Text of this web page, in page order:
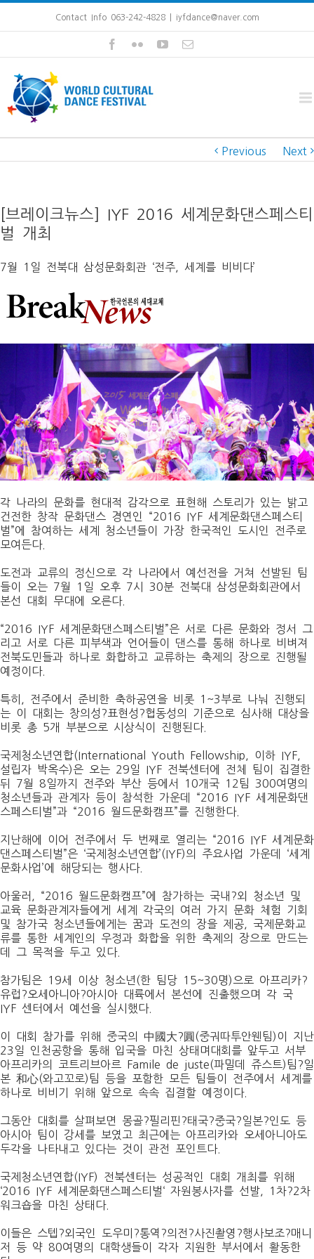
Contact Info 063-242-4828 iyfdance@naver.com
Previous Next
[브레이크뉴스] IYF 2016 세계문화댄스페스티
벌 개최
7월 1일 전북대 삼성문화회관 ‘전주, 세계를 비비다’
각 나라의 문화를 현대적 감각으로 표현해 스토리가 있는 밝고
건전한 창작 문화댄스 경연인 “2016 IYF 세계문화댄스페스티
벌”에 참여하는 세계 청소년들이 가장 한국적인 도시인 전주로
모여든다.
도전과 교류의 정신으로 각 나라에서 예선전을 거쳐 선발된 팀
들이 오는 7월 1 일 오후 7시 30분 전북대 삼성문화회관에서
본선 대회 무대에 오른다.
“2016 IYF 세계문화댄스페스티벌”은 서로 다른 문화와 정서 그
리고 서로 다른 피부색과 언어들이 댄스를 통해 하나로 비벼져
전북도민들과 하나로 화합하고 교류하는 축제의 장으로 진행될
예정이다.
특히 전주에서 준비한 축하공연을 비롯 1~3부로 나눠 진행되
는 이 대회는 창의성?표현성?협동성의 기준으로 심사해 대상을
비롯 총 5개 부분으로 시상식이 진행된다.
국제청소년연합(International Youth Fellowship, 이하 IYF,
설립자 박옥수)은 오는 29일 IYF 전북센터에 전체 팀이 집결한
뒤 7월 8일까지 전주와 부산 등에서 10개국 12 팀 300여명의
청소년들과 관계자 등이 참석한 가운데 “2016 IYF 세계문화댄
스페스티벌”과 “2016 월드문화캠프”를 진행한다.
지난해에 이어 전주에서 두 번째로 열리는 “2016 IYF 세계문화
댄스페스티벌”은 ‘국제청소년연합’(IYF) 의 주요사업 가운데 ‘세계
문화사업’에 해당되는 행사다.
아울러 , “2016 월드문화캠프”에 참가하는 국내?외 청소년 및
교육 문화관계자들에게 세계 각국의 여러 가지 문화 체험 기회
및 참가국 청소년들에게는 꿈과 도전의 장을 제공
국제문화교
류를 통한 세계인의 우정과 화합을 위한 축제의 장으로 만드는
데 그 목적을 두고 있다.
참가팀은 19세 이상 청소년 (한 팀당 15~30명) 으로 아프리카?
유럽?오세아니아?아시아 대륙에서 본선에 진출했으며 각 국
IYF 센터에서 예선을 실시했다.
이 대회 참가를 위해 중국의 中國大?圓(중궈따투안웬팀) 이 지난
23 일 인천공항을 통해 입국을 마친 상태며대회를 앞두고 서부
아프리카의 코트리브아르 Famile de juste(파밀데 쥬스트) 팀?일
본 和心(와고꼬로) 팀 등을 포함한 모든 팀들이 전주에서 세계를
하나로 비비기 위해 앞으로 속속 집결할 예정이다.
그동안 대회를 살펴보면 몽골?필리핀?태국?중국?일본?인도 등
아시아 팀이 강세를 보였고 최근에는 아프리카와 오세아니아도
두각을 나타내고 있다는 것이 관전 포인트다.
국제청소년연합(IYF) 전북센터는 성공적인 대회 개최를 위해
‘2016 IYF 세계문화댄스페스티벌‘ 자원봉사자를 선발 , 1 차?2차
워크숍을 마친 상태다.
이들은 스텝?외국인 도우미?통역?의전?사진촬영?행사보조?매니
저 등 약 80여명의 대학생들이 각자 지원한 부서에서 활동한